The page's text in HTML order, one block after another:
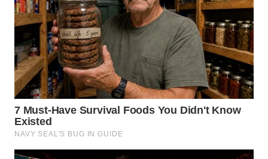
WN
MALUKU
WN
MALUT
WN
DAIRI
WN